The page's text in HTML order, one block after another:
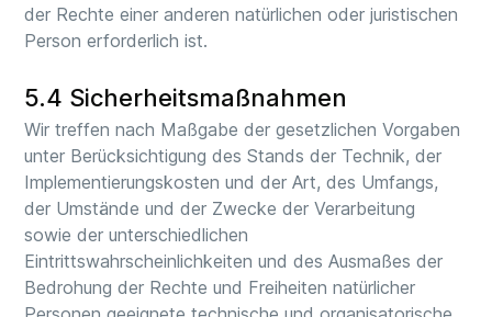
der Rechte einer anderen natürlichen oder juristischen
Person erforderlich ist.
5.4 Sicherheitsmaßnahmen
Wir treffen nach Maßgabe der gesetzlichen Vorgaben
unter Berücksichtigung des Stands der Technik, der
Implementierungskosten und der Art, des Umfangs,
der Umstände und der Zwecke der Verarbeitung
sowie der unterschiedlichen
Eintrittswahrscheinlichkeiten und des Ausmaßes der
Bedrohung der Rechte und Freiheiten natürlicher